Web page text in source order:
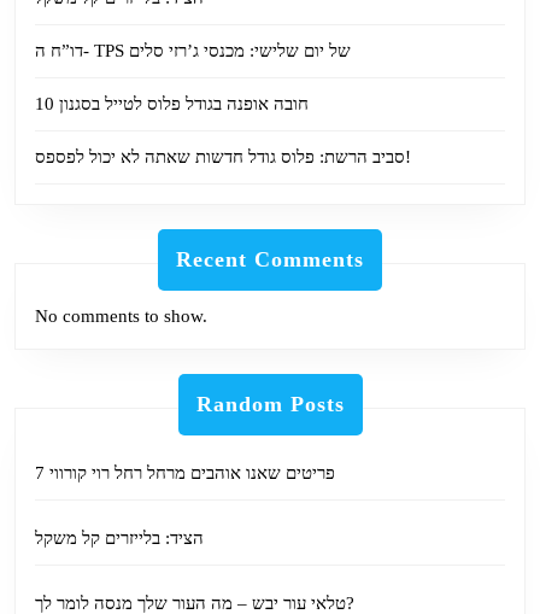
דו”ח ה- TPS של יום שלישי: מכנסי ג’רזי סלים
10 חובה אופנה בגודל פלוס לטייל בסגנון
סביב הרשת: פלוס גודל חדשות שאתה לא יכול לפספס!
Recent Comments
No comments to show.
Random Posts
7 פריטים שאנו אוהבים מרחל רחל רוי קורווי
הציד: בלייזרים קל משקל
טלאי עור יבש – מה העור שלך מנסה לומר לך?